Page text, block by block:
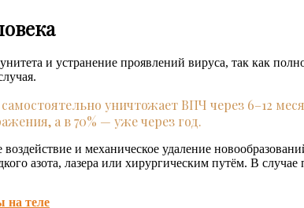
и устранение проявлений вируса, так как
уничтожает ВПЧ через 6–12
а в 70% — уже через год.
и механическое удаление
азота, лазера или хирургическим путём. В случае
на теле